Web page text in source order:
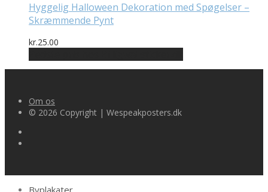
Hyggelig Halloween Dekoration med Spøgelser –
Skræmmende Pynt
kr.25.00
Om os
© 2026 Copyright | Wespeakposters.dk